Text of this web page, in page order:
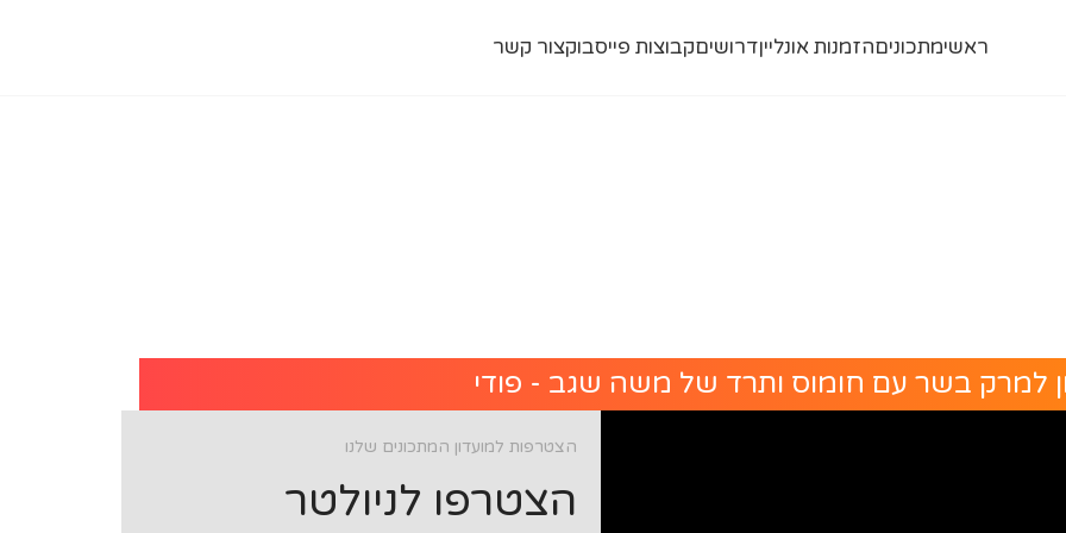
ראשימתכוניםהזמנות אונלייןדרושיםקבוצות פייסבוקצור קשר
למרק בשר עם חומוס ותרד של משה שגב - פודי
הצטרפות למועדון המתכונים שלנו
הצטרפו לניולטר